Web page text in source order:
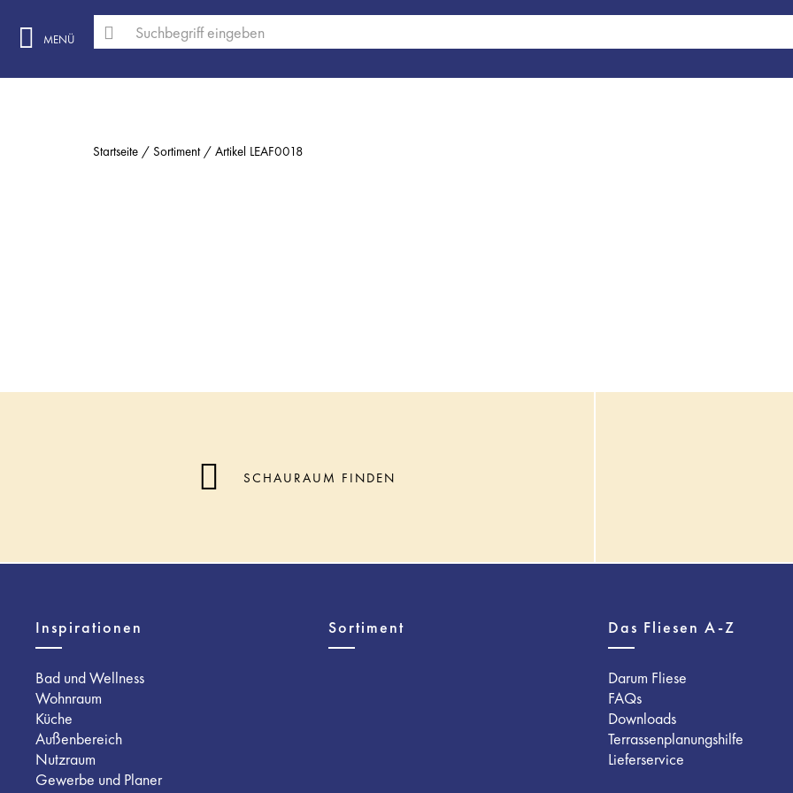
MENÜ
Startseite Sortiment
Artikel LEAF0018
SCHAURAUM FINDEN
Inspirationen
Bad und Wellness
Wohnraum
Küche
Außenbereich
Nutzraum
Gewerbe und Planer
Sortiment Das Fliesen A-Z
Darum Fliese
FAQs
Downloads
Terrassenplanungshilfe
Lieferservice